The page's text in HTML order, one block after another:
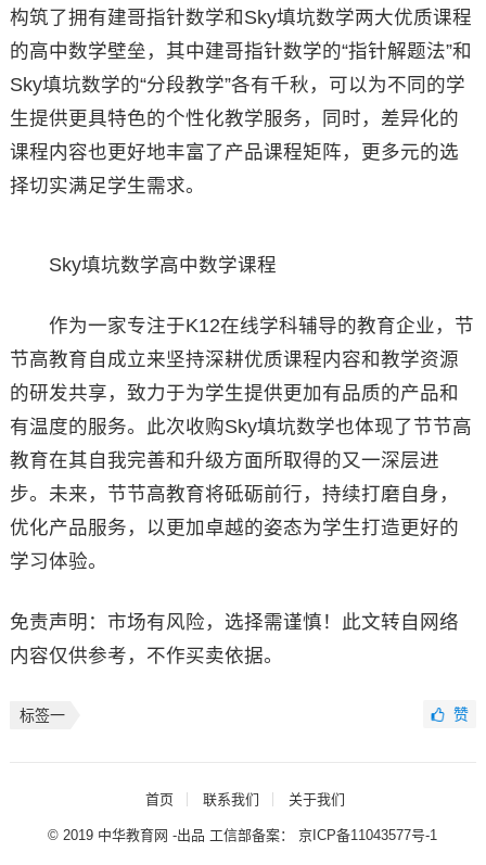
构筑了拥有建哥指针数学和Sky填坑数学两大优质课程
的高中数学壁垒，其中建哥指针数学的“指针解题法”和
Sky填坑数学的“分段教学”各有千秋，可以为不同的学
生提供更具特色的个性化教学服务，同时，差异化的
课程内容也更好地丰富了产品课程矩阵，更多元的选
择切实满足学生需求。
Sky填坑数学高中数学课程
作为一家专注于K12在线学科辅导的教育企业，节
节高教育自成立来坚持深耕优质课程内容和教学资源
的研发共享，致力于为学生提供更加有品质的产品和
有温度的服务。此次收购Sky填坑数学也体现了节节高
教育在其自我完善和升级方面所取得的又一深层进
步。未来，节节高教育将砥砺前行，持续打磨自身，
优化产品服务，以更加卓越的姿态为学生打造更好的
学习体验。
免责声明：市场有风险，选择需谨慎！此文转自网络
内容仅供参考，不作买卖依据。
标签一 赞
首页 联系我们 关于我们
© 2019 中华教育网 -出品 工信部备案：京ICP备11043577号-1